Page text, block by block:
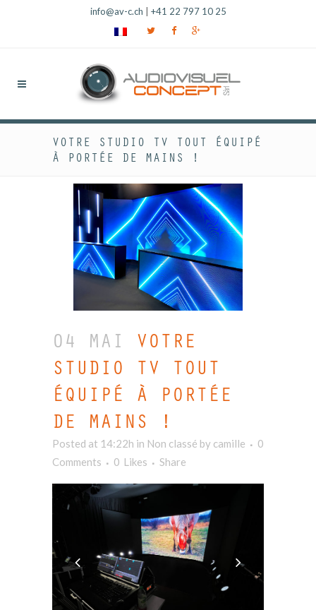
info@av-c.ch +41 22 797 10 25
VOTRE STUDIO TV TOUT ÉQUIPÉ
À PORTÉE DE MAINS !
04 MAI
VOTRE
STUDIO TV TOUT
ÉQUIPÉ À PORTÉE
DE MAINS !
Posted at 14:22h in Non classé by camille
0
Comments
0 Likes Share